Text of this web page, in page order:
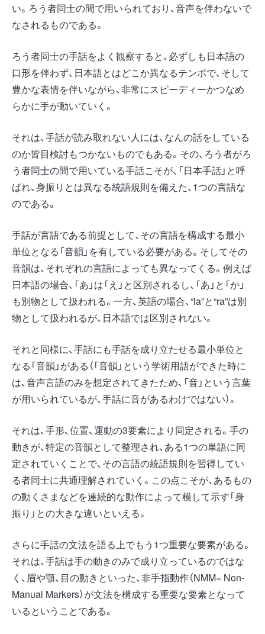
い。ろう者同士の間で用いられており、音声を伴わないで
なされるものである。
ろう者同士の手話をよく観察すると、必ずしも日本語の
口形を伴わず、日本語とはどこか異なるテンポで、そして
豊かな表情を伴いながら、非常にスピーディーかつなめ
らかに手が動いていく。
それは、手話が読み取れない人には、なんの話をしている
のか皆目検討もつかないものでもある。その、ろう者がろ
う者同士の間で用いている手話こそが、「日本手話」と呼
ばれ、身振りとは異なる統語規則を備えた、1つの言語な
のである。
手話が言語である前提として、その言語を構成する最小
単位となる「音韻」を有している必要がある。そしてその
音韻は、それぞれの言語によっても異なってくる。例えば
日本語の場合、「あ」は「え」と区別されるし、「あ」と「か」
も別物として扱われる。一方、英語の場合、“la”と“ra”は別
物として扱われるが、日本語では区別されない。
それと同様に、手話にも手話を成り立たせる最小単位と
なる「音韻」がある（「音韻」という学術用語ができた時に
は、音声言語のみを想定されてきたため、「音」という言葉
が用いられているが、手話に音があるわけではない）。
それは、手形、位置、運動の3要素により同定される。手の
動きが、特定の音韻として整理され、ある1つの単語に同
定されていくことで、その言語の統語規則を習得してい
る者同士に共通理解されていく。この点こそが、あるもの
の動くさまなどを連続的な動作によって模して示す「身
振り」との大きな違いといえる。
さらに手話の文法を語る上でもう1つ重要な要素がある。
それは、手話は手の動きのみで成り立っているのではな
く、眉や顎、目の動きといった、非手指動作（NMM= Non-
Manual Markers）が文法を構成する重要な要素となって
いるということである。